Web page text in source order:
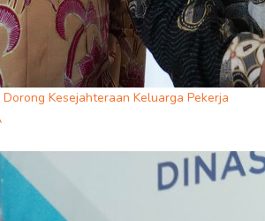
Dorong Kesejahteraan Keluarga Pekerja